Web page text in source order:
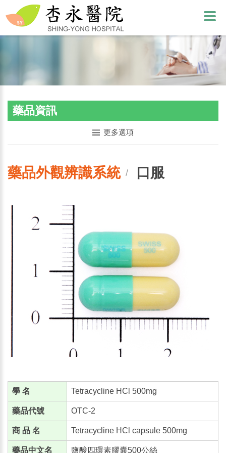
藥品資訊
更多選項
藥品外觀辨識系統/ 口服
學 名 Tetracycline HCl 500mg
藥品代號 OTC-2
商 品 名 Tetracycline HCl capsule 500mg
藥品中文名 鹽酸四環素膠囊500公絲